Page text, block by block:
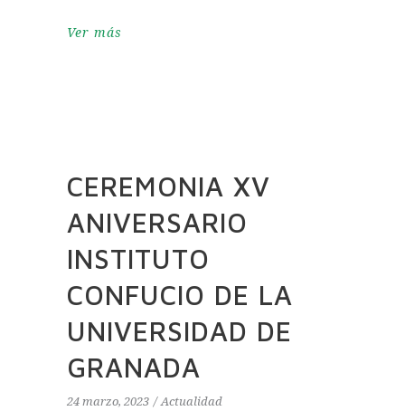
Ver más
CEREMONIA XV
ANIVERSARIO
INSTITUTO
CONFUCIO DE LA
UNIVERSIDAD DE
GRANADA
24 marzo, 2023 Actualidad